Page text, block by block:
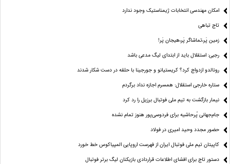
امکان مهندسی انتخابات ژیمناستیک وجود ندارد
تاج تباهی
زمین پَر،تماشاگر پَر،هیجان پَر!
رجبی: استقلال باید از ابتدای لیگ مدعی باشد
رونالدو ازدواج کرد؟ کریستیانو و جورجینا با حلقه در دست شکار شدند
ستاره خارجی استقلال: همسرم اجازه نداد برگردم
نیمار بازگشت به تیم ملی فوتبال برزیل را رد کرد
جام‌جهانی پُرحاشیه برای فردوسی‌پور هنوز تمام نشده
حضور مجدد وحید امیری در فولاد
کاپیتان تیم ملی فوتبال ایران از فهرست اروپایی المپیاکوس خط خورد
دستور تاج برای افشای اطلاعات قراردادی بازیکنان لیگ برتر فوتبال